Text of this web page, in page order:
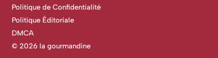
© 2026 la gourmandine
Politique de Confidentialité
Politique Éditoriale
DMCA